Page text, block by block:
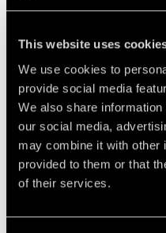
This website uses
We use cookies to
provide social media
We also share
our social media,
may combine it with other
provided to them or that
of their services.
MOBILES FAE PMM/RCU75
POUR AUTOMOTEUR SUR
CHENILLES RADIOCOMMANDÉ
FAE RCU75